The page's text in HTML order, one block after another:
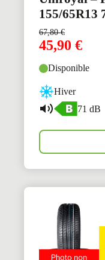
155/65R13
67,80€
45,90 €
Disponible
Hiver
71 dB